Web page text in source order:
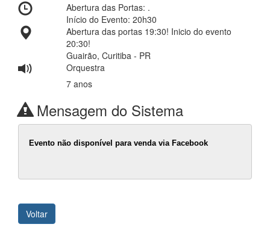
Abertura das Portas: .
Início do Evento: 20h30
Abertura das portas 19:30! Inicio do evento
20:30!
Guairão, Curitiba - PR
Orquestra
7 anos
Mensagem do Sistema
Evento não disponível para venda via Facebook
Voltar